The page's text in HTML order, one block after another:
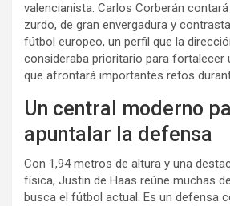
valencianista. Carlos Corberán
zurdo, de gran envergadura y
fútbol europeo, un perfil que la
consideraba prioritario para fortalecer
que afrontará importantes retos
Un central moderno
apuntalar la defensa
Con 1,94 metros de altura y una
física, Justin de Haas reúne muchas
busca el fútbol actual. Es un defensa